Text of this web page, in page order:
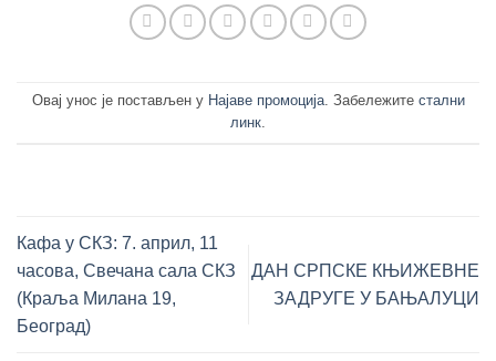
Овај унос је постављен у Најаве промоција. Забележите стални
линк.
Кафа у СКЗ: 7. април, 11
часова, Свечана сала СКЗ
(Краља Милана 19,
Београд)
ДАН СРПСКЕ КЊИЖЕВНЕ
ЗАДРУГЕ У БАЊАЛУЦИ